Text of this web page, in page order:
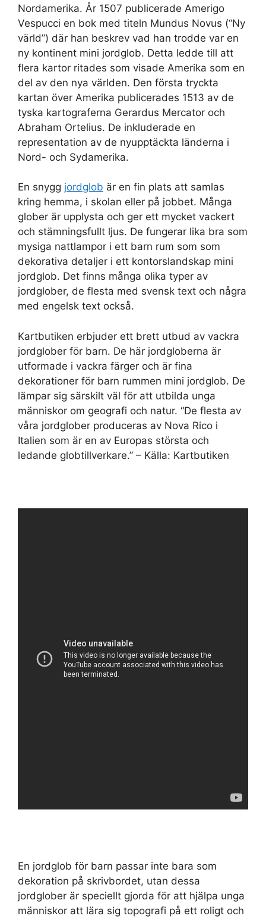
Nordamerika. År 1507 publicerade Amerigo
Vespucci en bok med titeln Mundus Novus (“Ny
värld”) där han beskrev vad han trodde var en
ny kontinent mini jordglob. Detta ledde till att
flera kartor ritades som visade Amerika som en
del av den nya världen. Den första tryckta
kartan över Amerika publicerades 1513 av de
tyska kartograferna Gerardus Mercator och
Abraham Ortelius. De inkluderade en
representation av de nyupptäckta länderna i
Nord- och Sydamerika.
En snygg jordglob är en fin plats att samlas
kring hemma, i skolan eller på jobbet. Många
glober är upplysta och ger ett mycket vackert
och stämningsfullt ljus. De fungerar lika bra som
mysiga nattlampor i ett barn rum som som
dekorativa detaljer i ett kontorslandskap mini
jordglob. Det finns många olika typer av
jordglober, de flesta med svensk text och några
med engelsk text också.
Kartbutiken erbjuder ett brett utbud av vackra
jordglober för barn. De här jordgloberna är
utformade i vackra färger och är fina
dekorationer för barn rummen mini jordglob. De
lämpar sig särskilt väl för att utbilda unga
människor om geografi och natur. “De flesta av
våra jordglober produceras av Nova Rico i
Italien som är en av Europas största och
ledande globtillverkare.” – Källa: Kartbutiken
En jordglob för barn passar inte bara som
dekoration på skrivbordet, utan dessa
jordglober är speciellt gjorda för att hjälpa unga
människor att lära sig topografi på ett roligt och